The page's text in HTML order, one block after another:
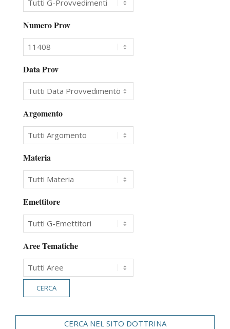
Numero Prov
Data Prov
Argomento
Materia
Emettitore
Aree Tematiche
CERCA NEL SITO DOTTRINA